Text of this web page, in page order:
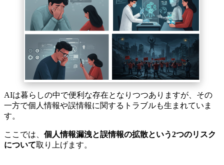
AIは暮らしの中で便利な存在となりつつありますが、その
一方で個人情報や誤情報に関するトラブルも生まれていま
す。
ここでは、 個人情報漏洩と誤情報の拡散という2つのリスク
について取り上げます。